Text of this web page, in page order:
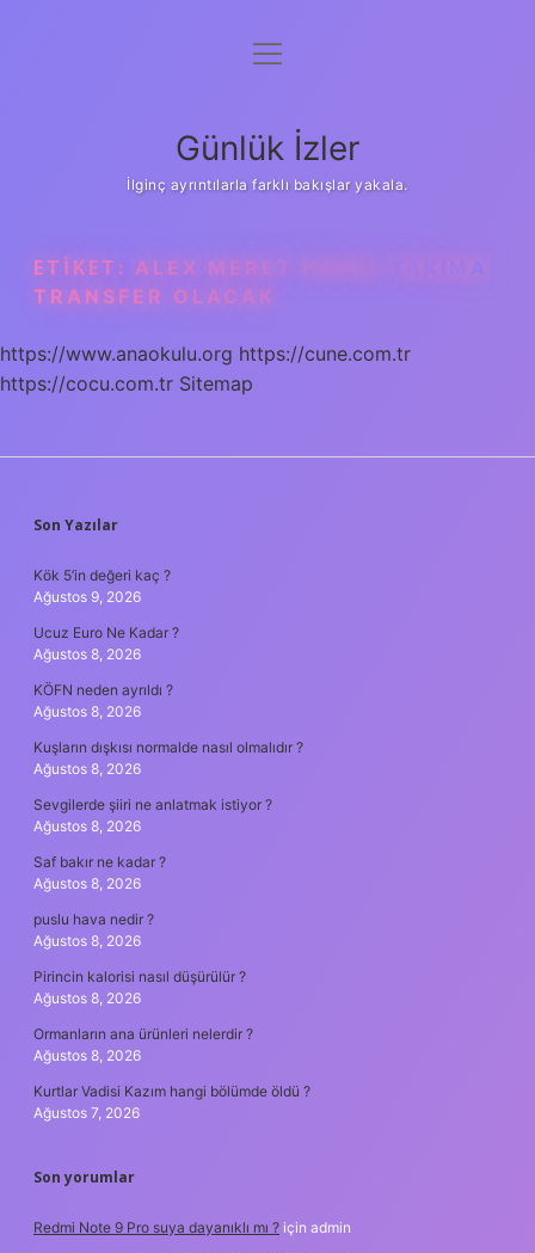
Anasayfa
Yasal Uyarı
menüyü
Günlük İzler
İlginç ayrıntılarla farklı bakışlar yakala.
ETIKET: ALEX MERET HANGI TAKIMA
TRANSFER OLACAK
https://www.anaokulu.org https://cune.com.tr
https://cocu.com.tr Sitemap
SIDEBAR
Son Yazılar
Kök 5’in değeri kaç ?
Ağustos 9, 2026
Ucuz Euro Ne Kadar ?
Ağustos 8, 2026
KÖFN neden ayrıldı ?
Ağustos 8, 2026
Kuşların dışkısı normalde nasıl olmalıdır ?
Ağustos 8, 2026
Sevgilerde şiiri ne anlatmak istiyor ?
Ağustos 8, 2026
Saf bakır ne kadar ?
Ağustos 8, 2026
puslu hava nedir ?
Ağustos 8, 2026
Pirincin kalorisi nasıl düşürülür ?
Ağustos 8, 2026
Ormanların ana ürünleri nelerdir ?
Ağustos 8, 2026
Kurtlar Vadisi Kazım hangi bölümde öldü ?
Ağustos 7, 2026
Son yorumlar
Redmi Note 9 Pro suya dayanıklı mı ? için admin